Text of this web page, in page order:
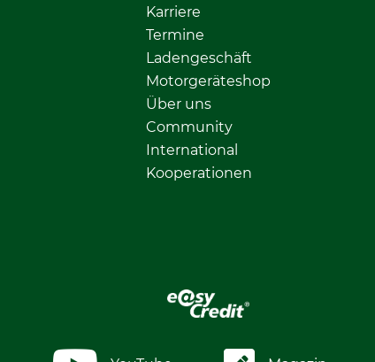
Karriere
Termine
Ladengeschäft
Motorgeräteshop
Über uns
Community
International
Kooperationen